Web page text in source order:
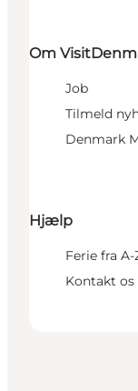
Om
Job
Tilmeld
Denmark
Hjælp
Ferie fra A-
Kontakt os